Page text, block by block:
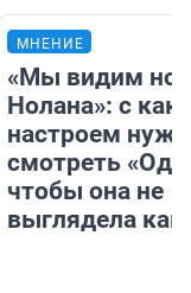
МНЕНИЕ
«Мы видим
Нолана»: с
настроем
смотреть
чтобы она не
выглядела как